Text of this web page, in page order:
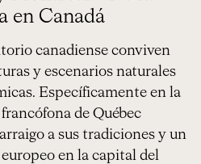
en Canadá
canadiense conviven
y escenarios naturales
Específicamente en la
de Québec
a sus tradiciones y un
en la capital del